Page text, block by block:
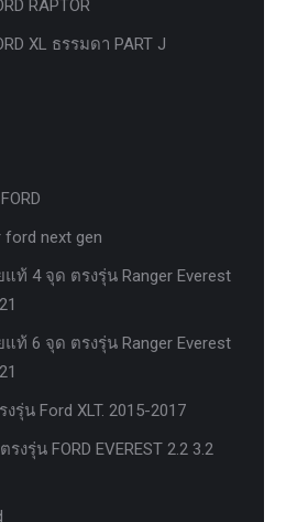
RAPTOR
XL ธรรมดา PART J
next gen
ท้ 4 จุด ตรงรุ่น Ranger Everest
ท้ 6 จุด ตรงรุ่น Ranger Everest
รุ่น Ford XLT. 2015-2017
รุ่น FORD EVEREST 2.2 3.2